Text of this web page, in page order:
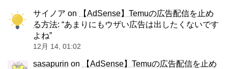
サイノア on
【AdSense】Temuの広告配信を止め
る方法: “あまりにもウザい広告は出したくないです
よね”
12月 14, 01:02
sasapurin on
【AdSense】Temuの広告配信を止め